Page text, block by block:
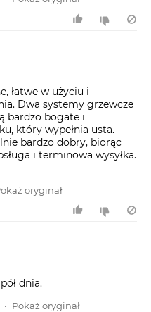
łatwe w użyciu i
Dwa systemy grzewcze
bardzo bogate i
który wypełnia usta.
bardzo dobry, biorąc
i terminowa wysyłka.
oryginał
dnia.
• Pokaż oryginał